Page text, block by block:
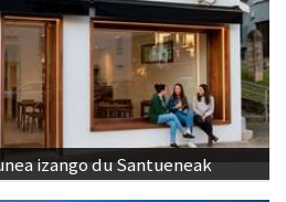
izango du Santueneak